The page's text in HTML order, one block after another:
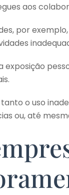
aos
por
o uso
ou, até